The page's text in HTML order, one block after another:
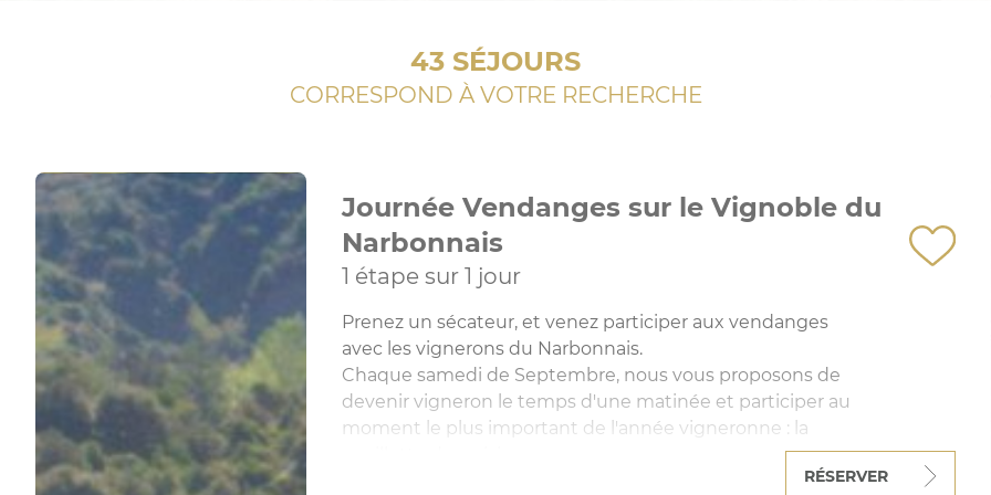
43 SÉJOURS
CORRESPOND À VOTRE RECHERCHE
Journée Vendanges sur le Vignoble du
Narbonnais
1 étape sur 1 jour
Prenez un sécateur, et venez participer aux vendanges
avec les vignerons du Narbonnais.
Chaque samedi de Septembre, nous vous proposons de
devenir vigneron le temps d'une matinée et participer au
moment le plus important de l'année vigneronne : la
Possibilité d'organiser les vendanges à d'autres moments
RÉSERVER